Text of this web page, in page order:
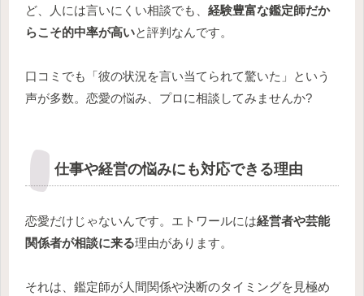
ど、人には言いにくい相談でも、 経験豊富な鑑定師だか
らこそ的中率が高いと評判なんです。
口コミでも「彼の状況を言い当てられて驚いた」という
声が多数。恋愛の悩み、プロに相談してみませんか?
仕事や経営の悩みにも対応できる理由
恋愛だけじゃないんです。エトワールには経営者や芸能
関係者が相談に来る理由があります。
それは、鑑定師が人間関係や決断のタイミングを見極め